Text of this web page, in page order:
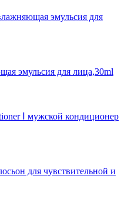
эмульсия для
эмульсия для лица,30ml
Ⅰ мужской кондиционер
для чувствительной и